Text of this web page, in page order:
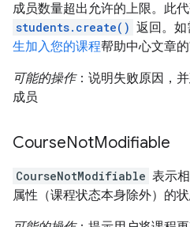
成员数量超出允许的上限。此
students.create() 返回。
生加入您的课程帮助中心文章的
可能的操作：说明失败原因，
成员
CourseNotModifiable
CourseNotModifiable 表示
属性（课程状态本身除外）的状